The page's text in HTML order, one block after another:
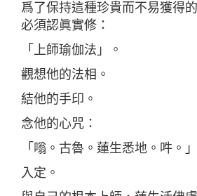
爲了保持這種珍貴而不易獲得
必須認眞實修：
「上師瑜伽法」。
觀想他的法相。
結他的手印。
念他的心咒：
「嗡。古魯。蓮生悉地。吽。」
入定。